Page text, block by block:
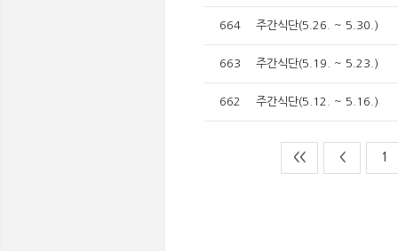
664 주간식단(5.26. ~ 5.30.)
663 주간식단(5.19. ~ 5.23.)
662 주간식단(5.12. ~ 5.16.)
<< < 1